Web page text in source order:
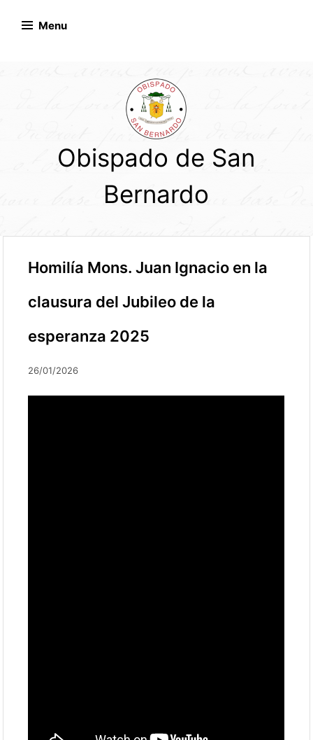
Menu
Obispado de San
Bernardo
Homilía Mons. Juan Ignacio en la
clausura del Jubileo de la
esperanza 2025
26/01/2026